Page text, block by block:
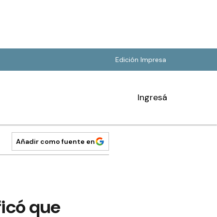
Edición Impresa
Ingresá
Añadir como fuente en
que